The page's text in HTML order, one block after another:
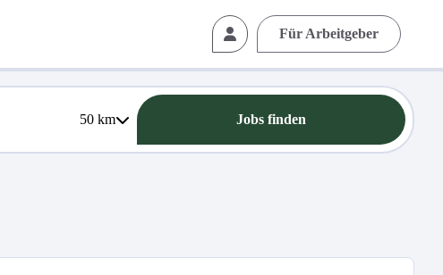
Für Arbeitgeber
50km Jobs finden